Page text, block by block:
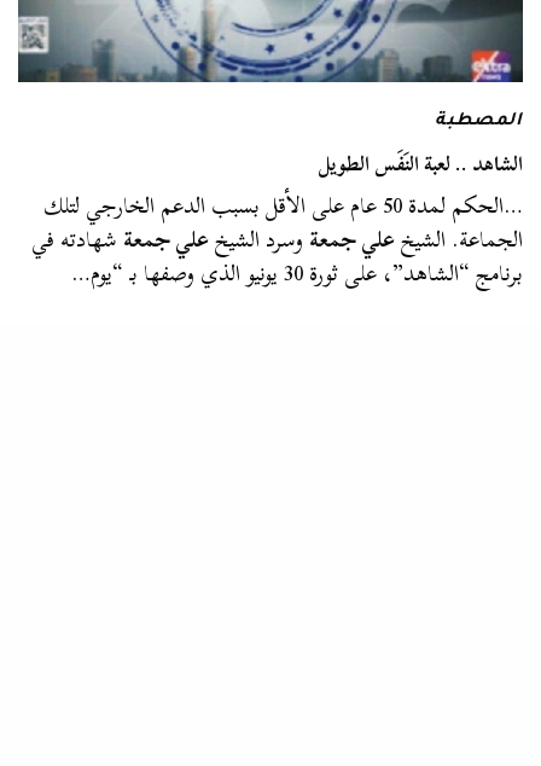
المصطبة
الشاهد .. لعبة النَفَس الطويل
…الحكم لمدة 50 عام على الأقل بسبب الدعم الخارجي لتلك
الجماعة. الشيخعلي جمعةوسرد الشيخعلي جمعةشهادته في
برنامج “الشاهد”، على ثورة 30 يونيو الذي وصفها بـ “يوم…